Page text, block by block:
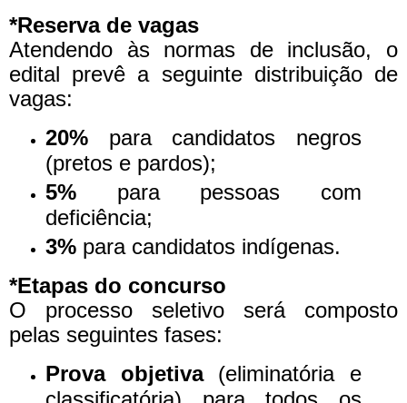
*Reserva de vagas
Atendendo às normas de inclusão, o
edital prevê a seguinte distribuição de
vagas:
20%para candidatos negros
(pretos e pardos);
5%para pessoas com
deficiência;
3%para candidatos indígenas.
*Etapas do concurso
O processo seletivo será composto
pelas seguintes fases:
Prova objetiva(eliminatória e